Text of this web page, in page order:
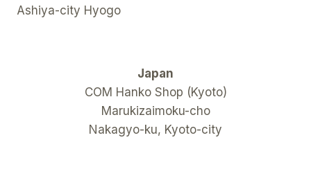
Ashiya-city Hyogo
Japan
COM Hanko Shop (Kyoto)
Marukizaimoku-cho
Nakagyo-ku, Kyoto-city